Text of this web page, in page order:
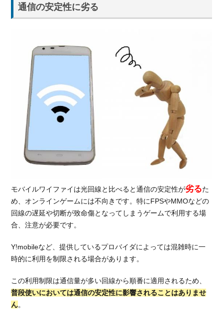
通信の安定性に劣る
モバイルワイファイは光回線と比べると通信の安定性が劣るた
め、オンラインゲームには不向きです。特にFPSやMMOなどの
回線の遅延や切断が致命傷となってしまうゲームで利用する場
合、注意が必要です。
Y!mobileなど、提供しているプロバイダによっては混雑時に一
時的に利用を制限される場合があります。
この利用制限は通信量が多い回線から順番に適用されるため、
普段使いにおいては通信の安定性に影響されることはありませ
ん。